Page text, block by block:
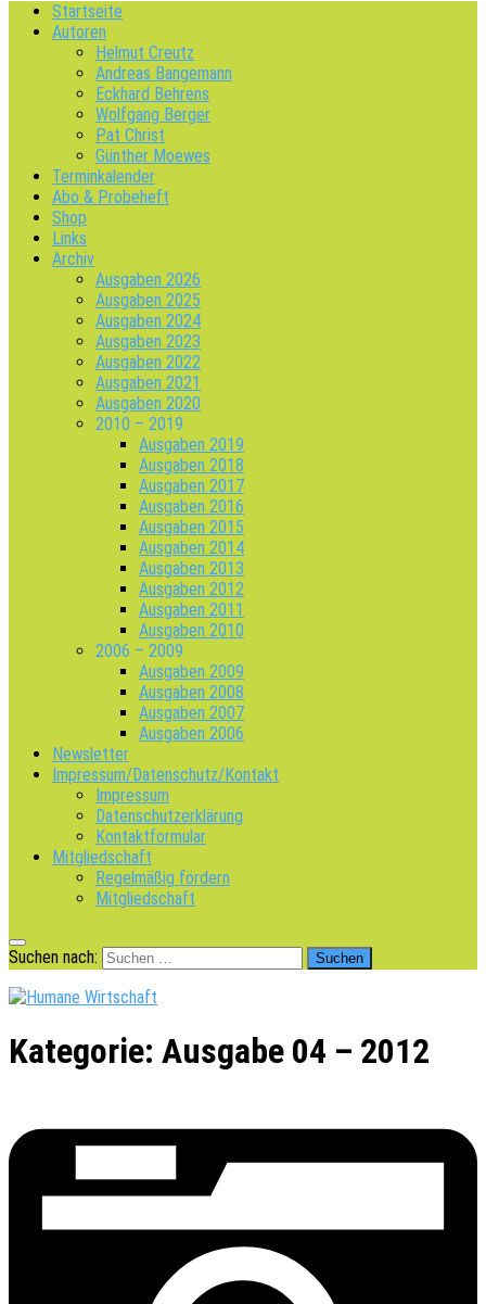
Startseite
Autoren
Helmut Creutz
Andreas Bangemann
Eckhard Behrens
Wolfgang Berger
Pat Christ
Günther Moewes
Terminkalender
Abo & Probeheft
Shop
Links
Archiv
Ausgaben 2026
Ausgaben 2025
Ausgaben 2024
Ausgaben 2023
Ausgaben 2022
Ausgaben 2021
Ausgaben 2020
2010 – 2019
Ausgaben 2019
Ausgaben 2018
Ausgaben 2017
Ausgaben 2016
Ausgaben 2015
Ausgaben 2014
Ausgaben 2013
Ausgaben 2012
Ausgaben 2011
Ausgaben 2010
2006 – 2009
Ausgaben 2009
Ausgaben 2008
Ausgaben 2007
Ausgaben 2006
Newsletter
Impressum/Datenschutz/Kontakt
Impressum
Datenschutzerklärung
Kontaktformular
Mitgliedschaft
Regelmäßig fördern
Mitgliedschaft
Suchen nach:
Kategorie: Ausgabe 04 – 2012